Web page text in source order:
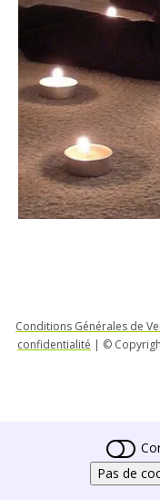
Conditions Générales de
confidentialité | ©
Pas de